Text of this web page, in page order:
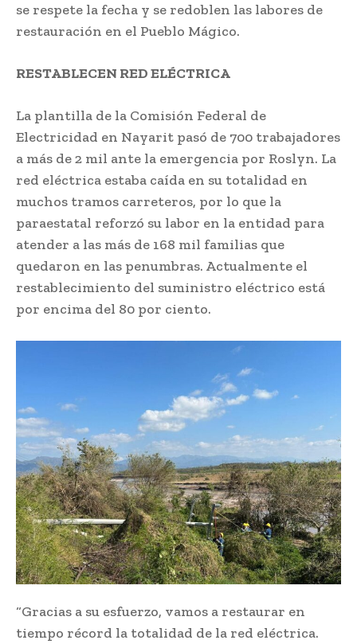
se respete la fecha y se redoblen las labores de
restauración en el Pueblo Mágico.
RESTABLECEN RED ELÉCTRICA
La plantilla de la Comisión Federal de
Electricidad en Nayarit pasó de 700 trabajadores
a más de 2 mil ante la emergencia por Roslyn. La
red eléctrica estaba caída en su totalidad en
muchos tramos carreteros, por lo que la
paraestatal reforzó su labor en la entidad para
atender a las más de 168 mil familias que
quedaron en las penumbras. Actualmente el
restablecimiento del suministro eléctrico está
por encima del 80 por ciento.
“Gracias a su esfuerzo, vamos a restaurar en
tiempo récord la totalidad de la red eléctrica.